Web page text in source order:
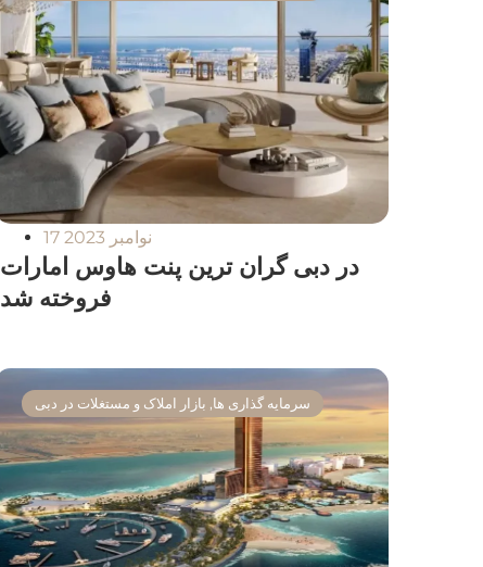
17 نوامبر 2023
در دبی گران ترین پنت هاوس امارات
فروخته شد
سرمایه گذاری ها, بازار املاک و مستغلات در دبی